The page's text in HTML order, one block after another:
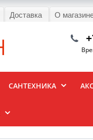
Доставка О
САНТЕХНИКА